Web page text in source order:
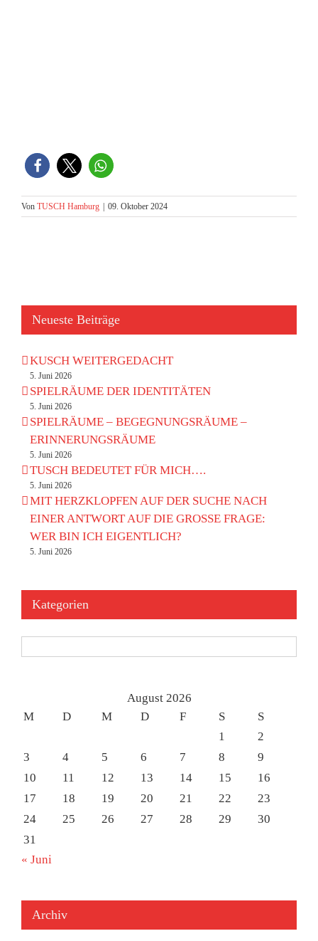
Von TUSCH Hamburg 09. Oktober 2024
Neueste Beiträge
KUSCH WEITERGEDACHT
5. Juni 2026
SPIELRÄUME DER IDENTITÄTEN
5. Juni 2026
SPIELRÄUME – BEGEGNUNGSRÄUME –
ERINNERUNGSRÄUME
5. Juni 2026
TUSCH BEDEUTET FÜR MICH….
5. Juni 2026
MIT HERZKLOPFEN AUF DER SUCHE NACH
EINER ANTWORT AUF DIE GROSSE FRAGE:
WER BIN ICH EIGENTLICH?
5. Juni 2026
Kategorien
August 2026
M
D M D F S
S
1
2
3
4 5 6 7 8
9
10
11 12 13 14 15
16
17
18 19 20 21 22
23
24
25 26 27 28 29
30
31
« Juni
Archiv